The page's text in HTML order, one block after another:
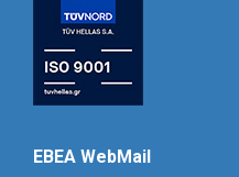
EBEA WebMail